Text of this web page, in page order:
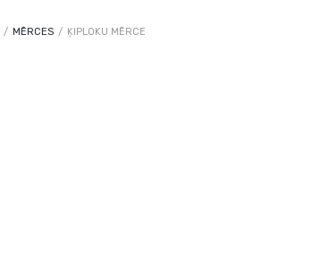
/ MĒRCES / ĶIPLOKU MĒRCE